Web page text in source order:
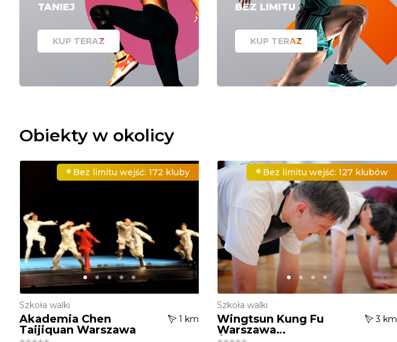
TANIEJ
KUP TERAZ
BEZ LIMITU
KUP TERAZ
Obiekty w okolicy
Bez limitu wejść: 172 kluby
Szkoła walki
Akademia Chen
Taijiquan Warszawa
1 km
Bez limitu wejść: 127 klubów
Szkoła walki
Wingtsun Kung Fu
Warszawa
3 km